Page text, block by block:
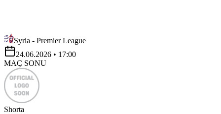
Syria - Premier League
24.06.2026 • 17:00
MAÇ SONU
Shorta